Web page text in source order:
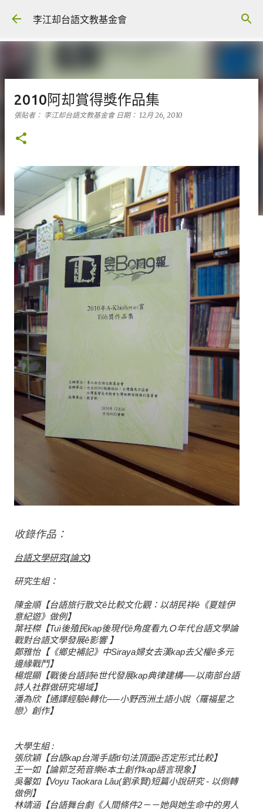
跳到主要內容
李江却台語文教基金會
2010阿却賞得獎作品集
張貼者： 李江却台語文教基金會 日期： 12月 26, 2010
收錄作品：
台語文學研究(論文)
研究生組：
陳金順【台語旅行散文ê比較文化觀：以胡民祥ê 《夏娃伊
意紀遊》做例】
葉衽榤【Tuì後殖民kap後現代ê角度看九Ｏ年代台語文學論
戰對台語文學發展ê影響 】
鄭雅怡【《鄉史補記》中Siraya婦女去漢kap去父權ê多元
邊緣戰鬥】
楊焜顯【戰後台語詩ê世代發展kap典律建構──以南部台語
詩人社群做研究場域】
潘為欣【通譯經驗ê轉化──小野西洲土語小說〈羅福星之
戀〉創作】
大學生組:
張欣穎【台語kap台灣手語tī句法頂面ê否定形式比較】
王一如【論郭芝苑音樂ê本土創作kap語言現象】
吳馨如【Voyu Taokara Lâu(劉承賢)短篇小說研究- 以倒轉
做例】
林靖涵【台語舞台劇《人間條件2－－她與她生命中的男人